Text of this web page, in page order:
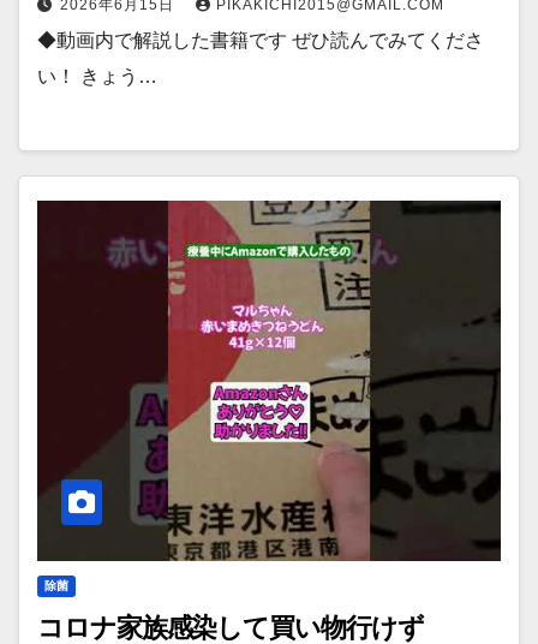
2026年6月15日 PIKAKICHI2015@GMAIL.COM
◆動画内で解説した書籍です ぜひ読んでみてくださ
い！ きょう…
除菌
コロナ家族感染して買い物行けず